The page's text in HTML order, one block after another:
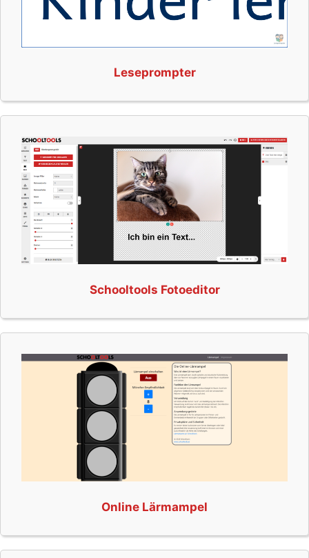
Leseprompter
Schooltools Fotoeditor
Online Lärmampel